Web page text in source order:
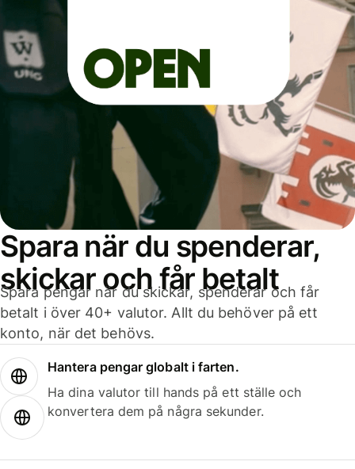
Spara när du spenderar,
skickar och får betalt
Spara pengar när du skickar, spenderar och får
betalt i över 40+ valutor. Allt du behöver på ett
konto, när det behövs.
Hantera pengar globalt i farten.
Ha dina valutor till hands på ett ställe och
konvertera dem på några sekunder.